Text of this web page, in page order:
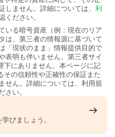
ません。詳細については、 利
ください。
いる暗号資産（例：現在のリア
は、第三者の情報源に基づいて
「現状のまま」情報提供目的で
表明も伴いません。第三者サイ
下にありません。本ページに記
その信頼性や正確性の保証また
せん。詳細については、利用規
い。
びましょう。